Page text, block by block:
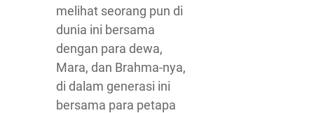
melihat seorang pun di
dunia ini bersama
dengan para dewa,
Mara, dan Brahma-nya,
di dalam generasi ini
bersama para petapa